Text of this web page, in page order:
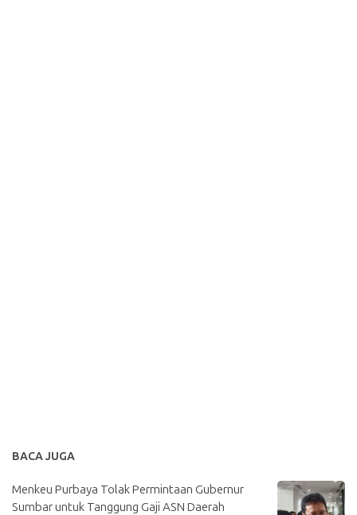
BACA JUGA
Menkeu Purbaya Tolak Permintaan Gubernur
Sumbar untuk Tanggung Gaji ASN Daerah